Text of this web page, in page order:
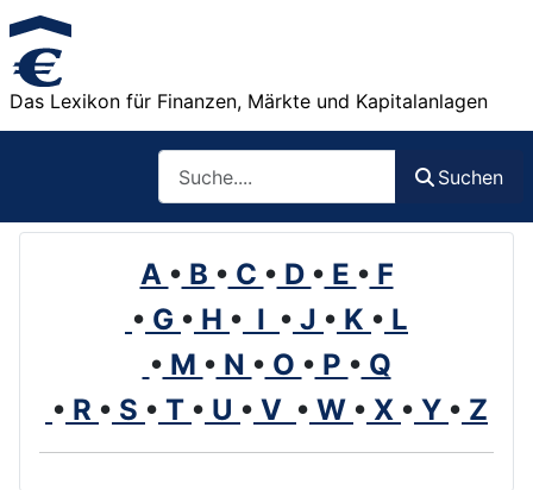
Das Lexikon für Finanzen, Märkte und Kapitalanlagen
Suchen
A • B • C • D • E • F
• G • H • I • J • K • L
• M • N • O • P • Q
• R • S • T • U • V • W • X • Y • Z